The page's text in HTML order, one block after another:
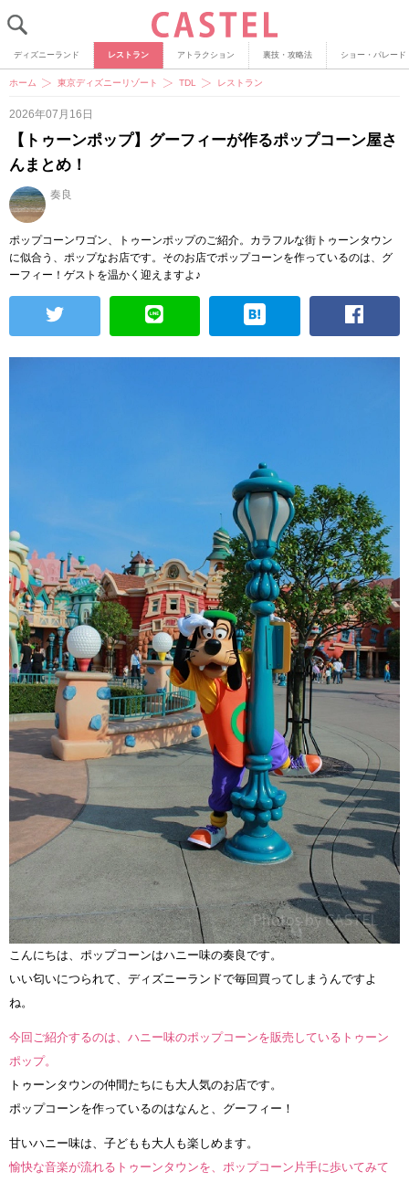
ディズニーランド レストラン アトラクション 裏技・攻略法 ショー・パレード
ホーム 東京ディズニーリゾート TDL レストラン
2026年07月16日
【トゥーンポップ】グーフィーが作るポップコーン屋さ
んまとめ！
奏良
ポップコーンワゴン、トゥーンポップのご紹介。カラフルな街トゥーンタウン
に似合う、ポップなお店です。そのお店でポップコーンを作っているのは、グ
ーフィー！ゲストを温かく迎えますよ♪
こんにちは、ポップコーンはハニー味の奏良です。
いい匂いにつられて、ディズニーランドで毎回買ってしまうんですよ
ね。
今回ご紹介するのは、ハニー味のポップコーンを販売しているトゥーン
ポップ。
トゥーンタウンの仲間たちにも大人気のお店です。
ポップコーンを作っているのはなんと、グーフィー！
甘いハニー味は、子どもも大人も楽しめます。
愉快な音楽が流れるトゥーンタウンを、ポップコーン片手に歩いてみて